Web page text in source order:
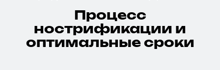
Процесс
нострификации и
оптимальные сроки